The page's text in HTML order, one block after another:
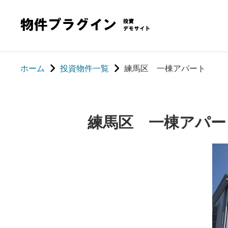
ホーム 投資物件一覧 練馬区 一棟アパート
練馬区 一棟アパ